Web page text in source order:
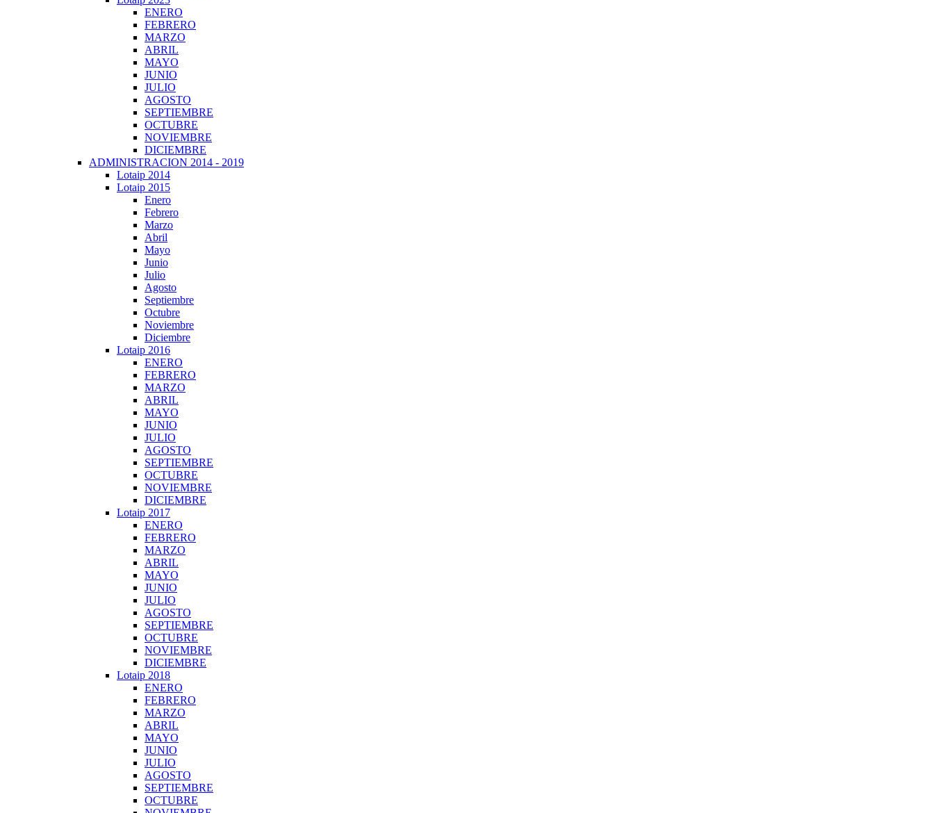
ENERO
FEBRERO
MARZO
ABRIL
MAYO
JUNIO
JULIO
AGOSTO
SEPTIEMBRE
OCTUBRE
NOVIEMBRE
DICIEMBRE
ADMINISTRACION 2014 - 2019
Lotaip 2014
Lotaip 2015
Enero
Febrero
Marzo
Abril
Mayo
Junio
Julio
Agosto
Septiembre
Octubre
Noviembre
Diciembre
Lotaip 2016
ENERO
FEBRERO
MARZO
ABRIL
MAYO
JUNIO
JULIO
AGOSTO
SEPTIEMBRE
OCTUBRE
NOVIEMBRE
DICIEMBRE
Lotaip 2017
ENERO
FEBRERO
MARZO
ABRIL
MAYO
JUNIO
JULIO
AGOSTO
SEPTIEMBRE
OCTUBRE
NOVIEMBRE
DICIEMBRE
Lotaip 2018
ENERO
FEBRERO
MARZO
ABRIL
MAYO
JUNIO
JULIO
AGOSTO
SEPTIEMBRE
OCTUBRE